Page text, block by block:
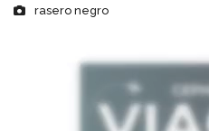
rasero negro